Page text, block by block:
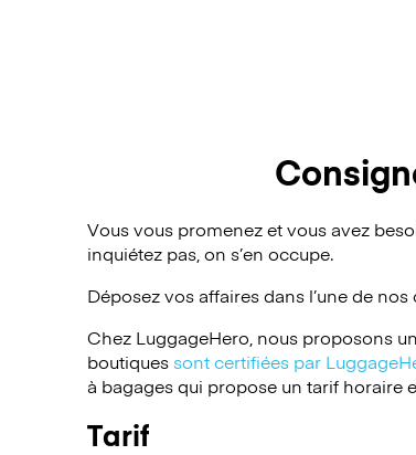
Vous vous promenez et vous avez
inquiétez pas, on s’en occupe.
Déposez vos affaires dans l’une de
Chez LuggageHero, nous proposons
boutiquessont certifiées par
à bagages qui propose un tarif horaire
Tarif